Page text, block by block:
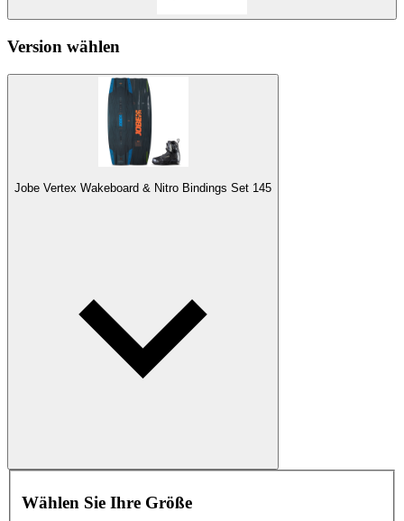
Version wählen
Jobe Vertex Wakeboard & Nitro Bindings Set 145
Wählen Sie Ihre Größe